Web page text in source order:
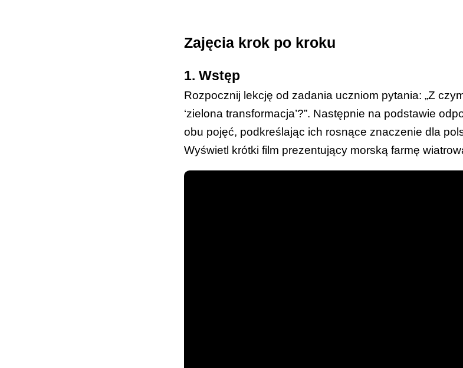
zawodowych (2.1)
wydrukowane kartki z quizem - po 1
wydrukowane karteczki z zawodami z branży
2orazZałącznik 3),
rzutnik/tablica interaktywna do wyświetlenia
kartki w formacie A1, pisaki, długopisy,
urządzenia z dostępem do internetu (tablety,
Zajęcia krok po kroku
1. Wstęp
Rozpocznij lekcję od zadania uczniom pytania: „Z czym
‘zielona transformacja’?”. Następnie na podstawie
obu pojęć, podkreślając ich rosnące znaczenie dla
Wyświetl krótki film prezentujący morską farmę